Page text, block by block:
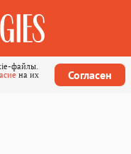
файлы.
на их
Согласен